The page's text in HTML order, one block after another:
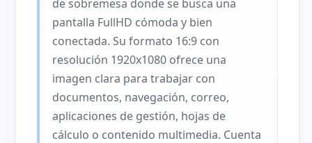
de sobremesa donde se busca una
pantalla FullHD cómoda y bien
conectada. Su formato 16:9 con
resolución 1920x1080 ofrece una
imagen clara para trabajar con
documentos, navegación, correo,
aplicaciones de gestión, hojas de
cálculo o contenido multimedia. Cuenta